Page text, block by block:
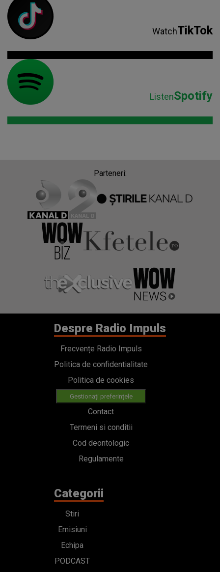
WatchTikTok
ListenSpotify
Parteneri:
Despre Radio Impuls
Frecvențe Radio Impuls
Politica de confidentialitate
Politica de cookies
Gestionați preferințele
Contact
Termeni si conditii
Cod deontologic
Regulamente
Categorii
Stiri
Emisiuni
Echipa
PODCAST